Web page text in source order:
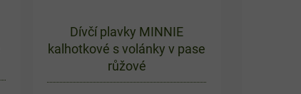
Dívčí plavky MINNIE
kalhotkové s volánky v pase
růžové